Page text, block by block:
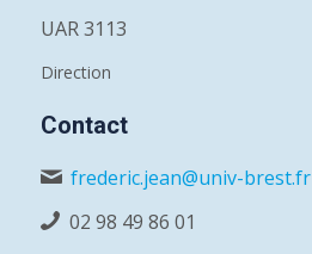
UAR 3113
Direction
Contact
frederic.jean@univ-brest.fr
02 98 49 86 01